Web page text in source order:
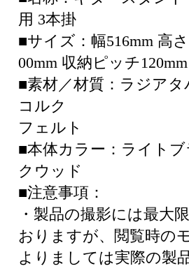
用 3本掛
■サイズ：幅516mm 高
00mm 収納ピッチ120mm
■素材／材質：ラジア
コルク
フェルト
■本体カラー：ライト
クウッド
■注意事項：
・製品の撮影には最大
おりますが、閲覧時の
よりましては実際の製